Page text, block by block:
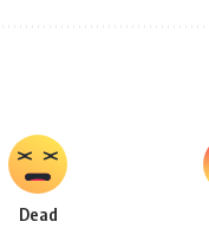
Dead